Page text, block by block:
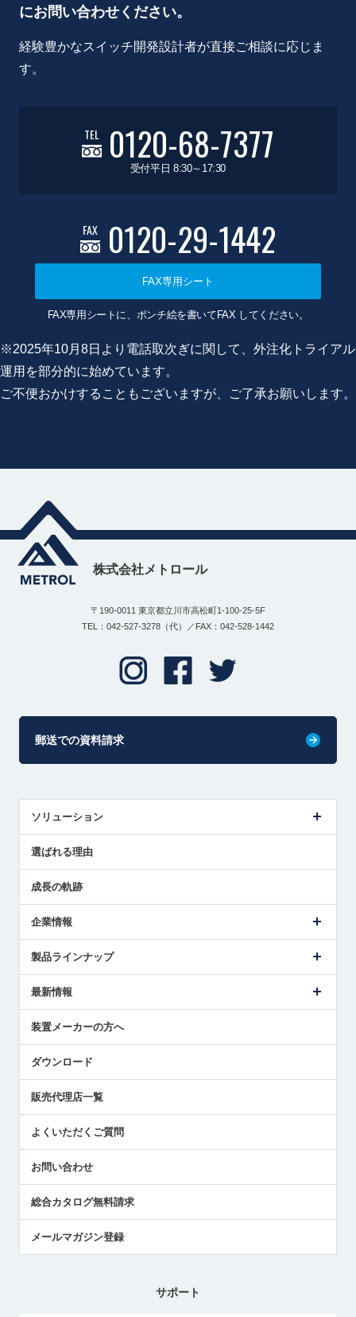
にお問い合わせください。
経験豊かなスイッチ開発設計者が直接ご相談に応じま
す。
TEL 0120-68-7377
受付平日 8:30～17:30
FAX 0120-29-1442
FAX専用シート
FAX専用シートに、ポンチ絵を書いてFAX してください。
※2025年10月8日より電話取次ぎに関して、外注化トライアル
運用を部分的に始めています。
ご不便おかけすることもございますが、ご了承お願いします。
株式会社メトロール
〒190-0011 東京都立川市高松町1-100-25-5F
TEL：042-527-3278（代）／FAX：042-528-1442
郵送での資料請求
ソリューション
解決策提案
選ばれる理由
成長の軌跡
企業情報
ごあいさつ
受賞履歴
採用情報
国/地域/言語
製品ラインナップ
ツールセッタ製品
エアマイクロセンサ製品
最新情報
メトロールの技術
社員ブログ
中小企業のBCP地震対策
センサのテクニカルガイド
社長ブログ
装置メーカーの方へ
ダウンロード
販売代理店一覧
よくいただくご質問
お問い合わせ
総合カタログ無料請求
メールマガジン登録
サポート